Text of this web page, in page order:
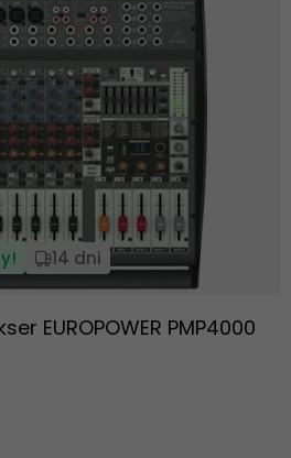
14 dni
EUROPOWER PMP4000